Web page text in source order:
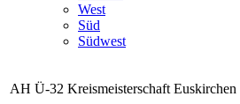
West
Süd
Südwest
AH Ü-32 Kreismeisterschaft Euskirchen